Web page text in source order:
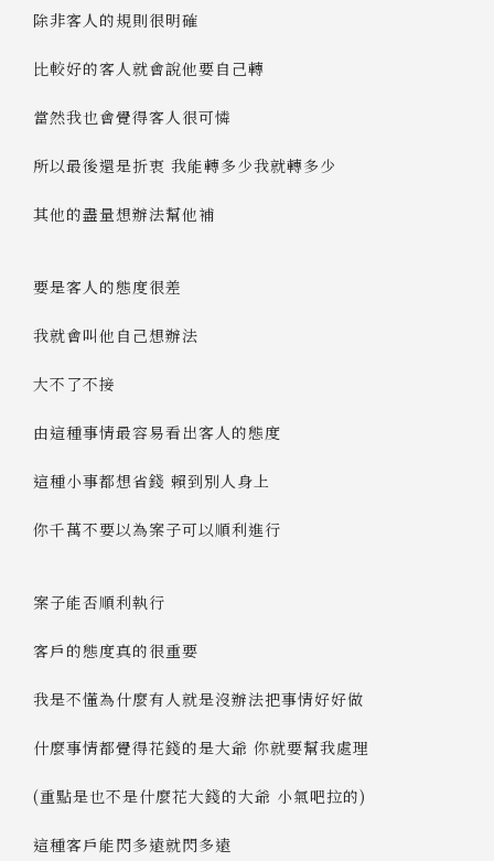
除非客人的規則很明確
比較好的客人就會說他要自己轉
當然我也會覺得客人很可憐
所以最後還是折衷 我能轉多少我就轉多少
其他的盡量想辦法幫他補
要是客人的態度很差
我就會叫他自己想辦法
大不了不接
由這種事情最容易看出客人的態度
這種小事都想省錢 賴到別人身上
你千萬不要以為案子可以順利進行
案子能否順利執行
客戶的態度真的很重要
我是不懂為什麼有人就是沒辦法把事情好好做
什麼事情都覺得花錢的是大爺 你就要幫我處理
(重點是也不是什麼花大錢的大爺 小氣吧拉的)
這種客戶能閃多遠就閃多遠